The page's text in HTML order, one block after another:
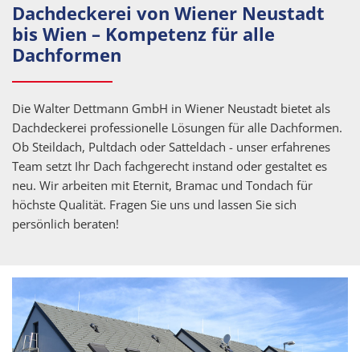
Dachdeckerei von Wiener Neustadt
bis Wien – Kompetenz für alle
Dachformen
Die Walter Dettmann GmbH in Wiener Neustadt bietet als
Dachdeckerei professionelle Lösungen für alle Dachformen.
Ob Steildach, Pultdach oder Satteldach - unser erfahrenes
Team setzt Ihr Dach fachgerecht instand oder gestaltet es
neu. Wir arbeiten mit Eternit, Bramac und Tondach für
höchste Qualität. Fragen Sie uns und lassen Sie sich
persönlich beraten!